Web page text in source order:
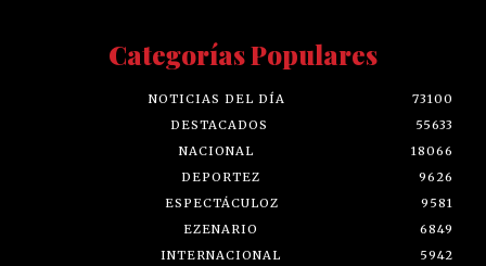
Categorías Populares
NOTICIAS DEL DÍA
73100
DESTACADOS
55633
NACIONAL
18066
DEPORTEZ
9626
ESPECTÁCULOZ
9581
EZENARIO
6849
INTERNACIONAL
5942